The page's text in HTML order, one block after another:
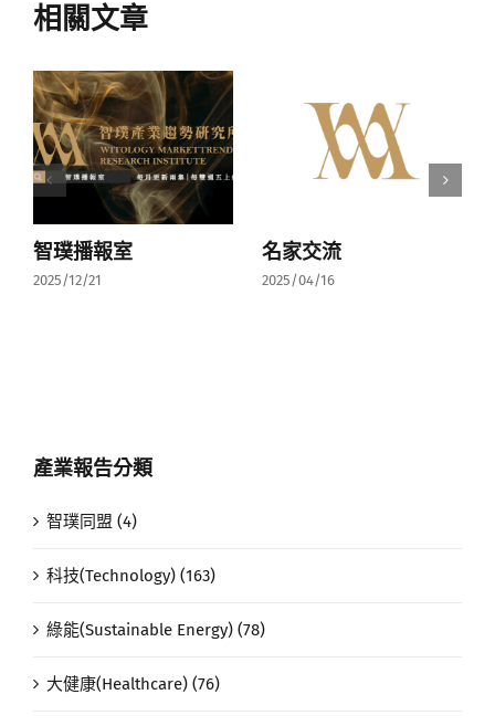
相關文章
智璞播報室
2025/12/21
名家交流
2025/04/16
產業報告分類
智璞同盟 (4)
科技(Technology) (163)
綠能(Sustainable Energy) (78)
大健康(Healthcare) (76)